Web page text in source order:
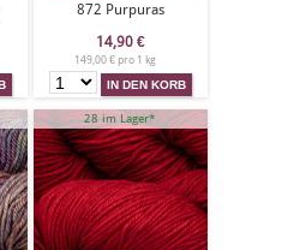
872 Purpuras
14,90 €
149,00 € pro 1 kg
28 im Lager*